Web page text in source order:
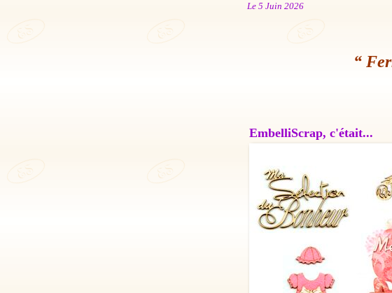
Le 5 Juin 2026
“
EmbelliScrap, c'était...